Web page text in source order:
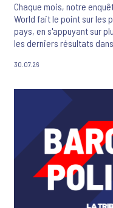
Chaque mois, notre
World fait le point sur les
pays, en s'appuyant sur
les derniers résultats
criminalité et la violence,
30.07.26